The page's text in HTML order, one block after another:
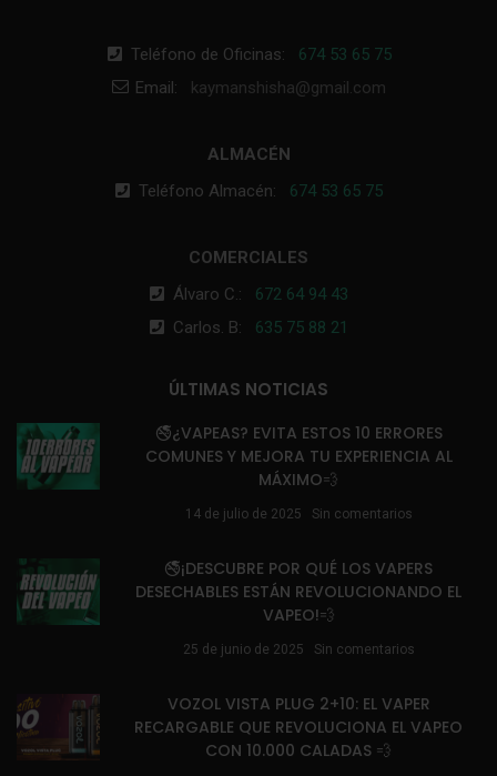
Teléfono de Oficinas: 674 53 65 75
Email: kaymanshisha@gmail.com
ALMACÉN
Teléfono Almacén: 674 53 65 75
COMERCIALES
Álvaro C.: 672 64 94 43
Carlos. B: 635 75 88 21
ÚLTIMAS NOTICIAS
🚭¿VAPEAS? EVITA ESTOS 10 ERRORES
COMUNES Y MEJORA TU EXPERIENCIA AL
MÁXIMO💨
14 de julio de 2025 Sin comentarios
🚭¡DESCUBRE POR QUÉ LOS VAPERS
DESECHABLES ESTÁN REVOLUCIONANDO EL
VAPEO!💨
25 de junio de 2025 Sin comentarios
VOZOL VISTA PLUG 2+10: EL VAPER
RECARGABLE QUE REVOLUCIONA EL VAPEO
CON 10.000 CALADAS 💨